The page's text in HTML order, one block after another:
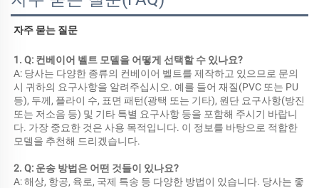
자주 묻는 질문
1. Q: 컨베이어 벨트 모델을 어떻게 선택할 수 있나요?
A: 당사는 다양한 종류의 컨베이어 벨트를 제작하고 있으므로 문의
시 귀하의 요구사항을 알려주십시오. 예를 들어 재질(PVC 또는 PU
등), 두께, 플라이 수, 표면 패턴(광택 또는 기타), 원단 요구사항(방진
또는 저소음 등) 및 기타 특별 요구사항 등을 포함해 주시기 바랍니
다. 가장 중요한 것은 사용 목적입니다. 이 정보를 바탕으로 적합한
모델을 추천해 드리겠습니다.
2. Q: 운송 방법은 어떤 것들이 있나요?
A: 해상, 항공, 육로, 국제 특송 등 다양한 방법이 있습니다. 당사는 좋